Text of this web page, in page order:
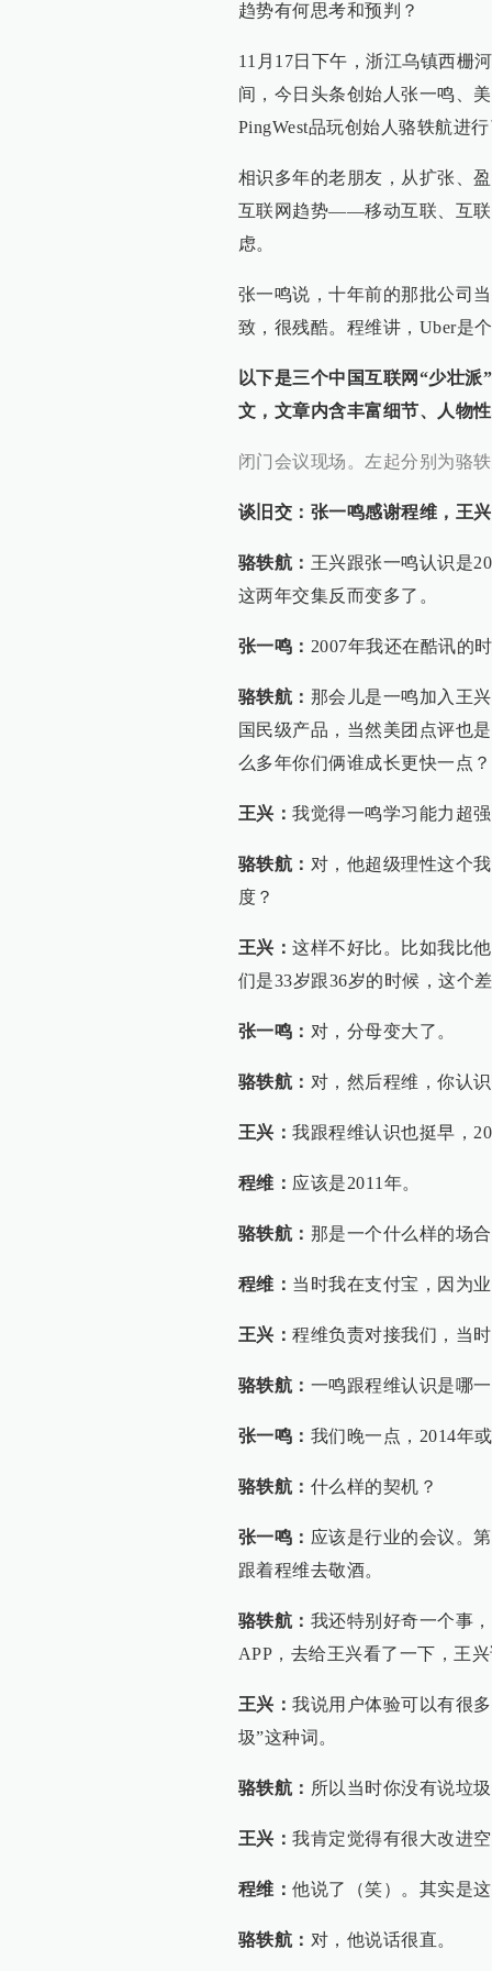
趋势有何思考和预判？
11月17日下午，浙江乌镇西栅
间，今日头条创始人张一鸣、
PingWest品玩创始人骆轶航进
相识多年的老朋友，从扩张、
互联网趋势——移动互联、互联
虑。
张一鸣说，十年前的那批公司
致，很残酷。程维讲，Uber是
以下是三个中国互联网“少壮
文，文章内含丰富细节、人物
闭门会议现场。左起分别为骆
谈旧交：张一鸣感谢程维，王
骆轶航： 王兴跟张一鸣认识是
这两年交集反而变多了。
张一鸣： 2007年我还在酷讯的
骆轶航： 那会儿是一鸣加入王
国民级产品，当然美团点评也
么多年你们俩谁成长更快一点？
王兴： 我觉得一鸣学习能力超
骆轶航： 对，他超级理性这个
度？
王兴： 这样不好比。比如我比
们是33岁跟36岁的时候，这个
张一鸣： 对，分母变大了。
骆轶航： 对，然后程维，你认
王兴： 我跟程维认识也挺早，
程维： 应该是2011年。
骆轶航： 那是一个什么样的场
程维： 当时我在支付宝，因为
王兴： 程维负责对接我们，当
骆轶航： 一鸣跟程维认识是哪
张一鸣： 我们晚一点，2014年
骆轶航： 什么样的契机？
张一鸣： 应该是行业的会议。
跟着程维去敬酒。
骆轶航： 我还特别好奇一个事
APP，去给王兴看了一下，王
王兴： 我说用户体验可以有很
圾”这种词。
骆轶航： 所以当时你没有说垃
王兴： 我肯定觉得有很大改进
程维： 他说了（笑）。其实是
骆轶航： 对，他说话很直。